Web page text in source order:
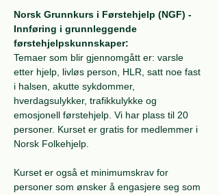
Norsk Grunnkurs i Førstehjelp (NGF) -
Innføring i grunnleggende
førstehjelpskunnskaper:
Temaer som blir gjennomgått er: varsle
etter hjelp, livløs person, HLR, satt noe fast
i halsen, akutte sykdommer,
hverdagsulykker, trafikkulykke og
emosjonell førstehjelp. Vi har plass til 20
personer. Kurset er gratis for medlemmer i
Norsk Folkehjelp.
Kurset er også et minimumskrav for
personer som ønsker å engasjere seg som